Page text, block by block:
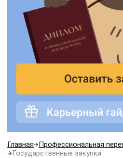
Главная
Профессиональная
Государственные закупки